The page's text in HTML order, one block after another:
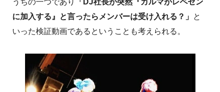
うちの一つであり
「DJ社長が突然『カルマがレペゼン
に加入する』と言ったらメンバーは受け入れる？」 と
いった検証動画であるということも考えられる。